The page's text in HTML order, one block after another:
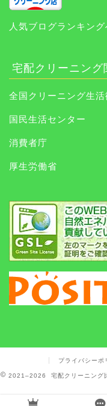
人気ブログランキング
宅配クリーニング
全国クリーニング生
国民生活センター
消費者庁
厚生労働省
プライバシーポ
2021–2026 宅配クリーニング